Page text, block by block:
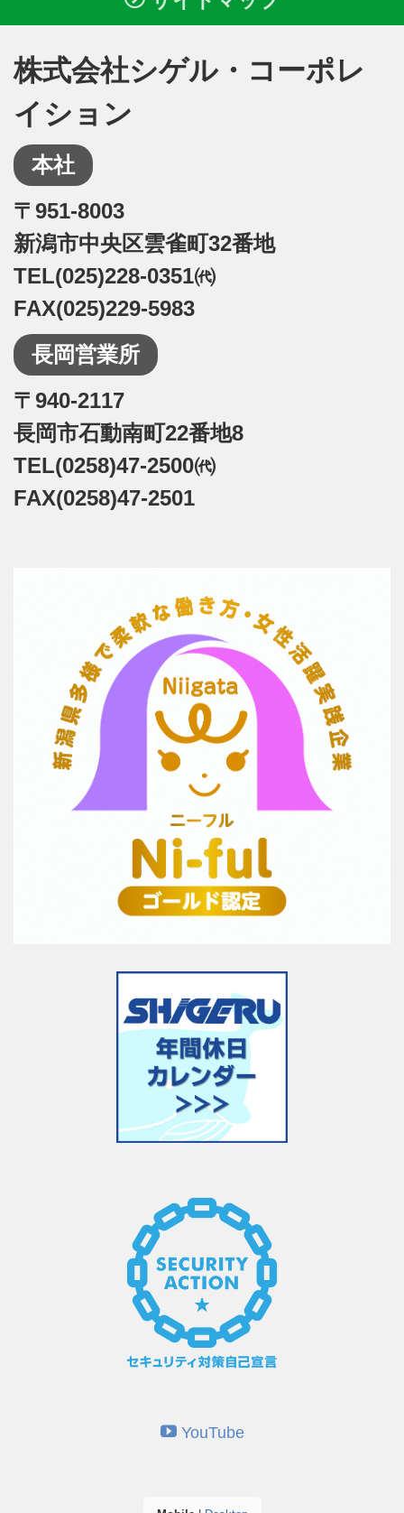
株式会社シゲル・コーポレ
イション
本社
〒951-8003
新潟市中央区雲雀町32番地
TEL(025)228-0351㈹
FAX(025)229-5983
長岡営業所
〒940-2117
長岡市石動南町22番地8
TEL(0258)47-2500㈹
FAX(0258)47-2501
YouTube